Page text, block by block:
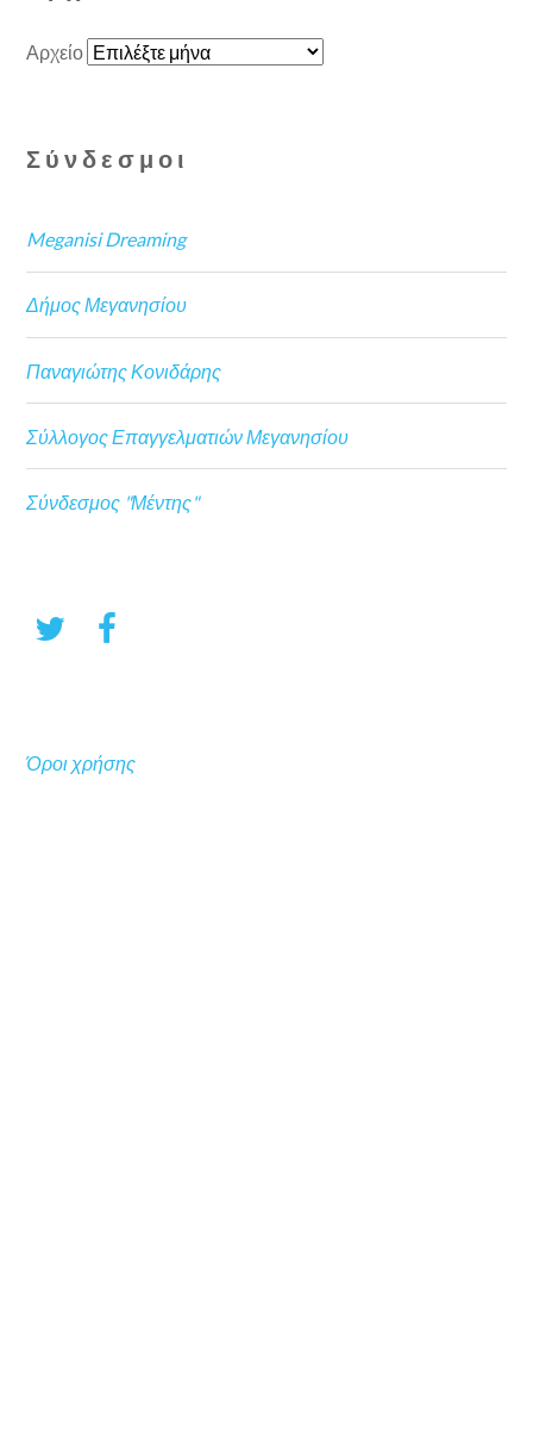
Αρχείο
Σύνδεσμοι
Meganisi Dreaming
Δήμος Μεγανησίου
Παναγιώτης Κονιδάρης
Σύλλογος Επαγγελματιών Μεγανησίου
Σύνδεσμος "Μέντης"
Όροι χρήσης